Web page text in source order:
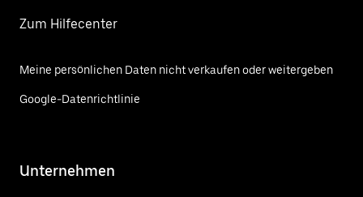
Zum Hilfecenter
Meine persönlichen Daten nicht verkaufen oder weitergeben
Google-Datenrichtlinie
Unternehmen